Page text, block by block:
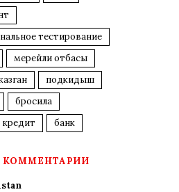
тестирование
мерейли отбасы
подкидыш
бросила
кредит банк
КОММЕНТАРИИ